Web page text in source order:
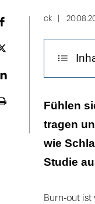
Plattform
ck
Der
Fühlen
tragen
wie
Studie
Burn-out